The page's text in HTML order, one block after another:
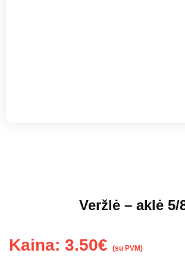
Veržlė – aklė 5/
Kaina: 3.50€ (su PVM)